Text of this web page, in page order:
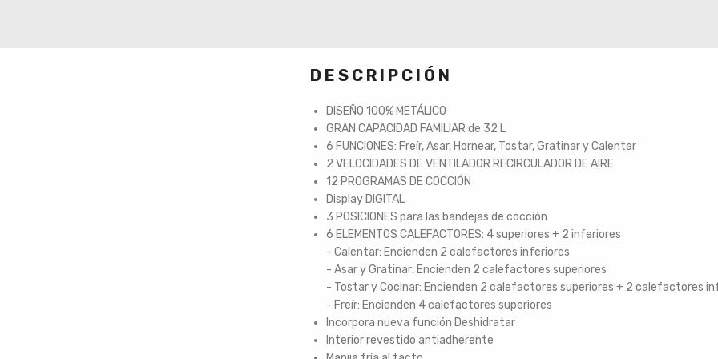
DESCRIPCIÓN
DISEÑO 100% METÁLICO
GRAN CAPACIDAD FAMILIAR de 32 L
6 FUNCIONES: Freír, Asar, Hornear, Tostar, Gratinar y Calentar
2 VELOCIDADES DE VENTILADOR RECIRCULADOR DE AIRE
12 PROGRAMAS DE COCCIÓN
Display DIGITAL
3 POSICIONES para las bandejas de cocción
6 ELEMENTOS CALEFACTORES: 4 superiores + 2 inferiores
- Calentar: Encienden 2 calefactores inferiores
- Asar y Gratinar: Encienden 2 calefactores superiores
- Tostar y Cocinar: Encienden 2 calefactores superiores + 2 calefactores
- Freír: Encienden 4 calefactores superiores
Incorpora nueva función Deshidratar
Interior revestido antiadherente